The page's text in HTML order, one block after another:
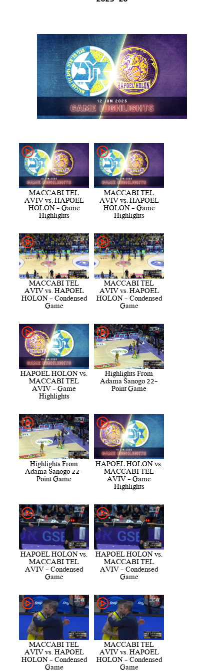
MACCABI TEL
AVIV vs. HAPOEL
HOLON - Game
Highlights
MACCABI TEL
AVIV vs. HAPOEL
HOLON - Game
Highlights
MACCABI TEL
AVIV vs. HAPOEL
HOLON - Condensed
Game
MACCABI TEL
AVIV vs. HAPOEL
HOLON - Condensed
Game
Highlights From
Adama Sanogo 22-
Point Game
HAPOEL HOLON vs.
MACCABI TEL
AVIV - Game
Highlights
HAPOEL HOLON vs.
MACCABI TEL
AVIV - Game
Highlights
Highlights From
Adama Sanogo 22-
Point Game
HAPOEL HOLON vs.
MACCABI TEL
AVIV - Condensed
Game
HAPOEL HOLON vs.
MACCABI TEL
AVIV - Condensed
Game
MACCABI TEL
AVIV vs. HAPOEL
HOLON - Condensed
Game
MACCABI TEL
AVIV vs. HAPOEL
HOLON - Condensed
Game